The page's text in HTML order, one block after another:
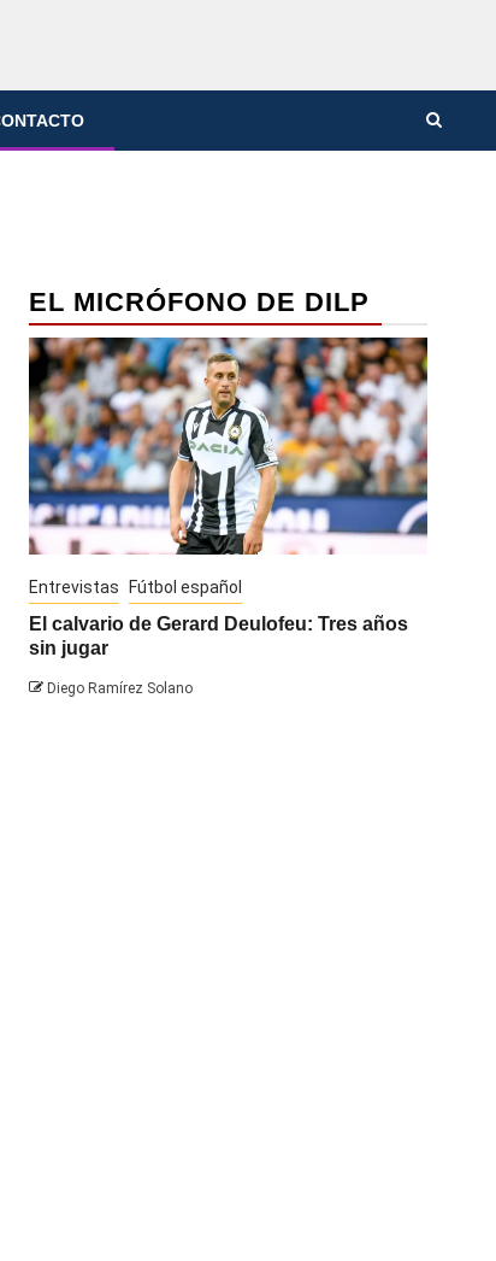
EL MICRÓFONO DE DILP
Entrevistas Fútbol español
El calvario de Gerard Deulofeu: Tres años
sin jugar
Diego Ramírez Solano